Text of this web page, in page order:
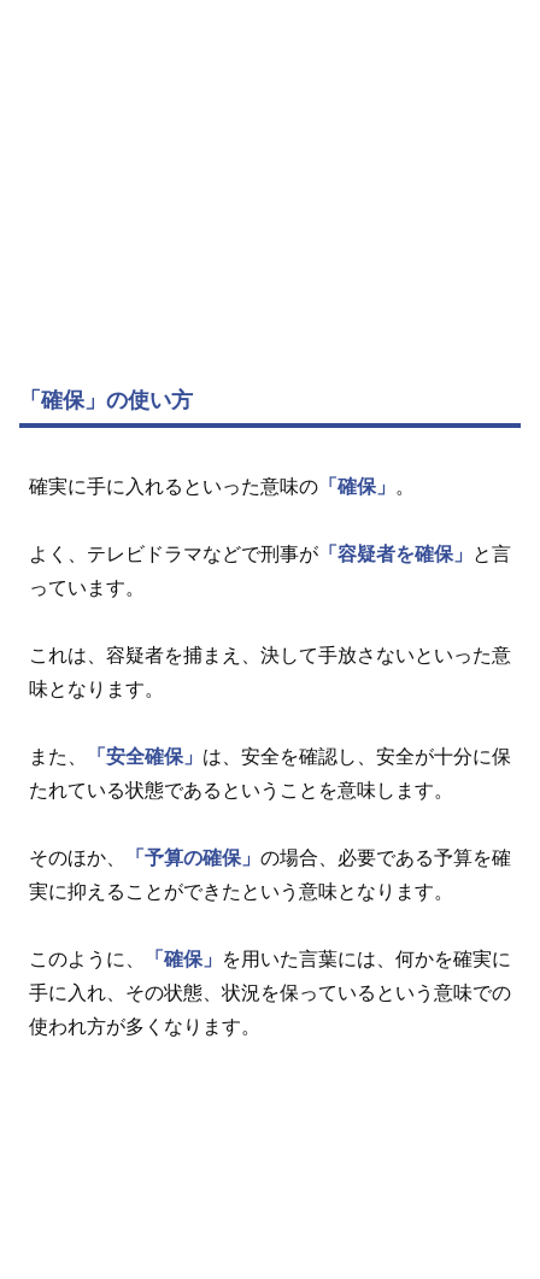
「確保」の使い方
確実に手に入れるといった意味の 「確保」 。
よく、テレビドラマなどで刑事が 「容疑者を確保」
と言
っています。
これは、容疑者を捕まえ、決して手放さないといった意
味となります。
また、 「安全確保」 は、安全を確認し、安全が十分に保
たれている状態であるということを意味します。
そのほか、 「予算の確保」 の場合、必要である予算を確
実に抑えることができたという意味となります。
このように、 「確保」
を用いた言葉には、何かを確実に
手に入れ、その状態、状況を保っているという意味での
使われ方が多くなります。